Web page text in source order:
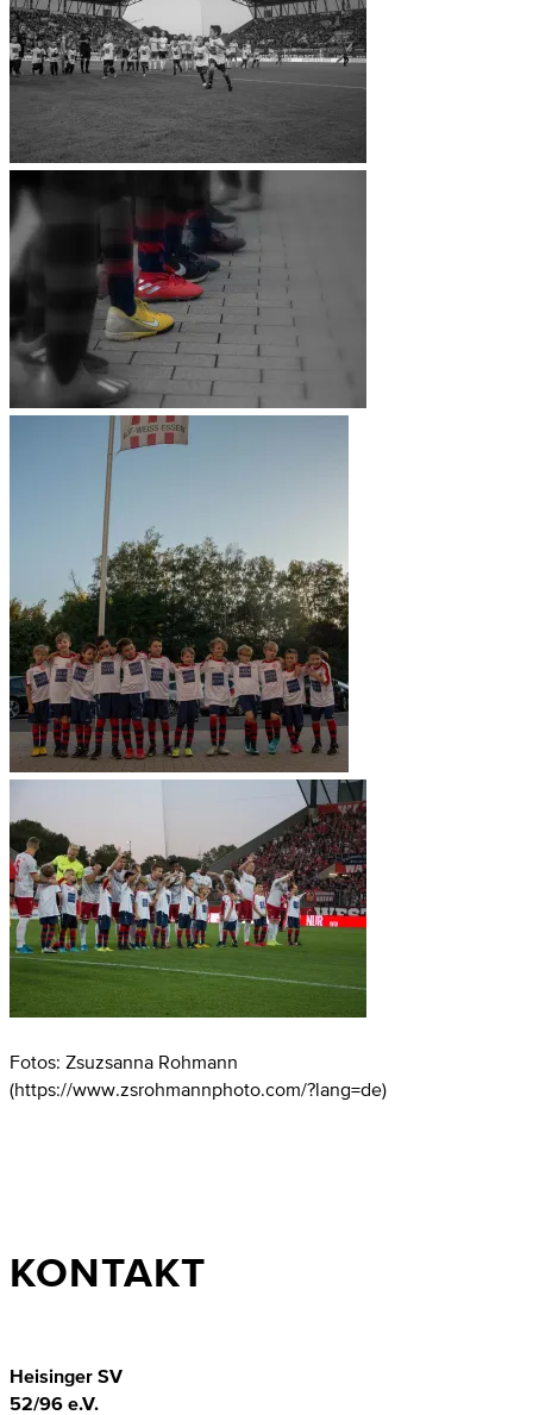
Fotos: Zsuzsanna Rohmann
(https://www.zsrohmannphoto.com/?lang=de)
KONTAKT
Heisinger SV
52/96 e.V.